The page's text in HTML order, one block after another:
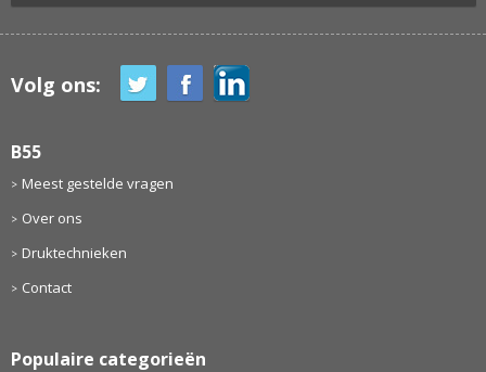
Volg ons:
B55
Meest gestelde vragen
Over ons
Druktechnieken
Contact
Populaire categorieën